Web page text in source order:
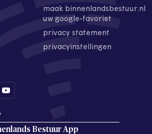
maak binnenlandsbestuur.nl
uw google-favoriet
privacy statement
privacyinstellingen
Bestuur App